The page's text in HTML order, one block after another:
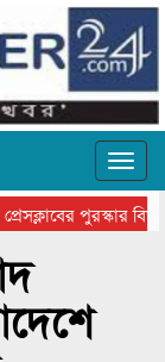
পুরস্কার